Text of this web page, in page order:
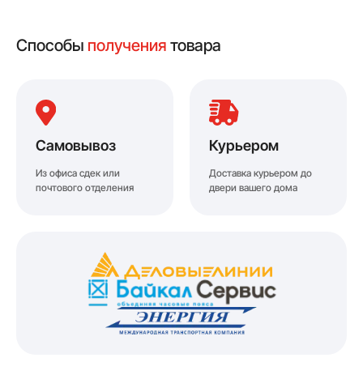
Способы получения товара
Самовывоз
Из офиса сдек или
почтового отделения
Курьером
Доставка курьером до
двери вашего дома